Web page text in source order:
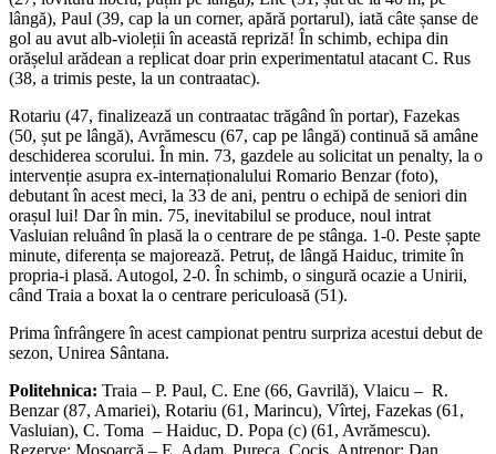
lângă), Paul (39, cap la un corner, apără portarul), iată câte șanse de
gol au avut alb-violeții în această repriză! În schimb, echipa din
orășelul arădean a replicat doar prin experimentatul atacant C. Rus
(38, a trimis peste, la un contraatac).
Rotariu (47, finalizează un contraatac trăgând în portar), Fazekas
(50, șut pe lângă), Avrămescu (67, cap pe lângă) continuă să amâne
deschiderea scorului. În min. 73, gazdele au solicitat un penalty, la o
intervenție asupra ex-internaționalului Romario Benzar (foto),
debutant în acest meci, la 33 de ani, pentru o echipă de seniori din
orașul lui! Dar în min. 75, inevitabilul se produce, noul intrat
Vasluian reluând în plasă la o centrare de pe stânga. 1-0. Peste șapte
minute, diferența se majorează. Petruț, de lângă Haiduc, trimite în
propria-i plasă. Autogol, 2-0. În schimb, o singură ocazie a Unirii,
când Traia a boxat la o centrare periculoasă (51).
Prima înfrângere în acest campionat pentru surpriza acestui debut de
sezon, Unirea Sântana.
Politehnica: Traia – P. Paul, C. Ene (66, Gavrilă), Vlaicu – R.
Benzar (87, Amariei), Rotariu (61, Marincu), Vîrtej, Fazekas (61,
Vasluian), C. Toma – Haiduc, D. Popa (c) (61, Avrămescu).